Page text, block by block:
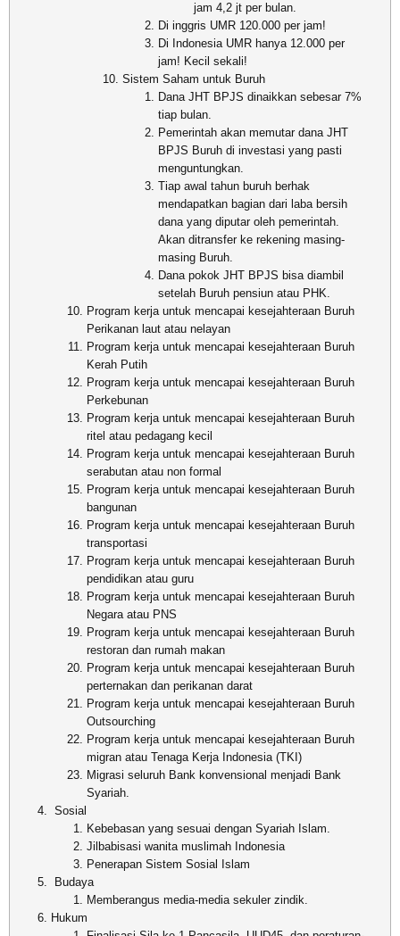
jam 4,2 jt per bulan.
Di inggris UMR 120.000 per jam!
Di Indonesia UMR hanya 12.000 per
jam! Kecil sekali!
Sistem Saham untuk Buruh
Dana JHT BPJS dinaikkan sebesar 7%
tiap bulan.
Pemerintah akan memutar dana JHT
BPJS Buruh di investasi yang pasti
menguntungkan.
Tiap awal tahun buruh berhak
mendapatkan bagian dari laba bersih
dana yang diputar oleh pemerintah.
Akan ditransfer ke rekening masing-
masing Buruh.
Dana pokok JHT BPJS bisa diambil
setelah Buruh pensiun atau PHK.
Program kerja untuk mencapai kesejahteraan Buruh
Perikanan laut atau nelayan
Program kerja untuk mencapai kesejahteraan Buruh
Kerah Putih
Program kerja untuk mencapai kesejahteraan Buruh
Perkebunan
Program kerja untuk mencapai kesejahteraan Buruh
ritel atau pedagang kecil
Program kerja untuk mencapai kesejahteraan Buruh
serabutan atau non formal
Program kerja untuk mencapai kesejahteraan Buruh
bangunan
Program kerja untuk mencapai kesejahteraan Buruh
transportasi
Program kerja untuk mencapai kesejahteraan Buruh
pendidikan atau guru
Program kerja untuk mencapai kesejahteraan Buruh
Negara atau PNS
Program kerja untuk mencapai kesejahteraan Buruh
restoran dan rumah makan
Program kerja untuk mencapai kesejahteraan Buruh
perternakan dan perikanan darat
Program kerja untuk mencapai kesejahteraan Buruh
Outsourching
Program kerja untuk mencapai kesejahteraan Buruh
migran atau Tenaga Kerja Indonesia (TKI)
Migrasi seluruh Bank konvensional menjadi Bank
Syariah.
Sosial
Kebebasan yang sesuai dengan Syariah Islam.
Jilbabisasi wanita muslimah Indonesia
Penerapan Sistem Sosial Islam
Budaya
Memberangus media-media sekuler zindik.
Hukum